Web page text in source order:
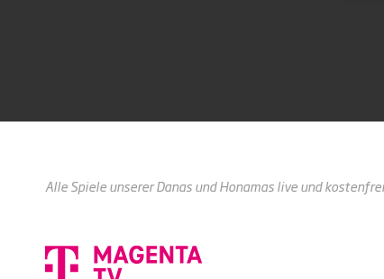
Alle Spiele unserer Danas und Honamas live und kostenfrei